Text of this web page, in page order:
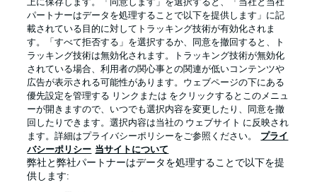
Football as it's meant to be
BUNDESLIGA APP
Official Partners
上に保存します。「同意します」を選択すると、「当社と当社
パートナーはデータを処理することで以下を提供します」に記
載されている目的に対してトラッキング技術が有効化されま
す。「すべて拒否する」を選択するか、同意を撤回すると、ト
ラッキング技術は無効化されます。トラッキング技術が無効化
されている場合、利用者の関心事との関連が低いコンテンツや
広告が表示される可能性があります。ウェブページの下にある
優先設定を管理する リンクまたは をクリックするとこのメニュ
ーが開きますので、いつでも選択内容を変更したり、同意を撤
回したりできます。選択内容は当社の ウェブサイト に反映され
ます。詳細はプライバシーポリシーをご参照ください。
プライ
バシーポリシー 当サイトについて
弊社と弊社パートナーはデータを処理することで以下を提
供します: